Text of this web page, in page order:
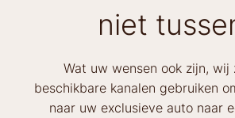
niet
Wat uw wensen ook zijn, wij
beschikbare kanalen gebruiken
naar uw exclusieve auto naar